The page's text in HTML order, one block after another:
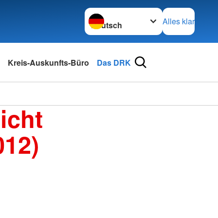
Sprache wechseln zu
Alles klar
Kreis-Auskunfts-Büro Das DRK